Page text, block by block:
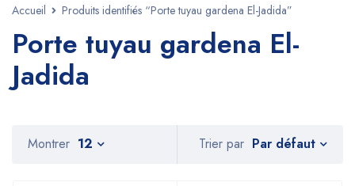
Accueil Produits identifiés “Porte tuyau gardena El-Jadida”
Porte tuyau gardena El-
Jadida
Trier par Par défaut
Montrer 12